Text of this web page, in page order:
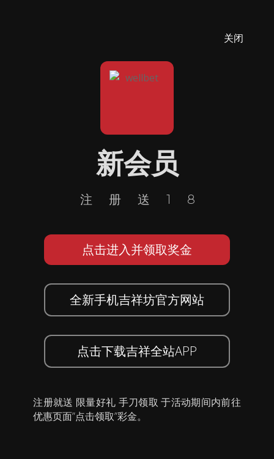
关闭
新会员
注册送18
点击进入并领取奖金
全新手机吉祥坊官方网站
点击下载吉祥全站APP
注册就送 限量好礼 手刀领取 于活动期间内前往
优惠页面”点击领取”彩金。